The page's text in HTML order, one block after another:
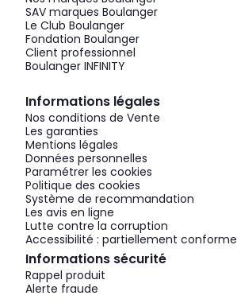
SAV marques Boulanger
Le Club Boulanger
Fondation Boulanger
Client professionnel
Boulanger INFINITY
Informations légales
Nos conditions de Vente
Les garanties
Mentions légales
Données personnelles
Paramétrer les cookies
Politique des cookies
Système de recommandation
Les avis en ligne
Lutte contre la corruption
Accessibilité : partiellement conforme
Informations sécurité
Rappel produit
Alerte fraude